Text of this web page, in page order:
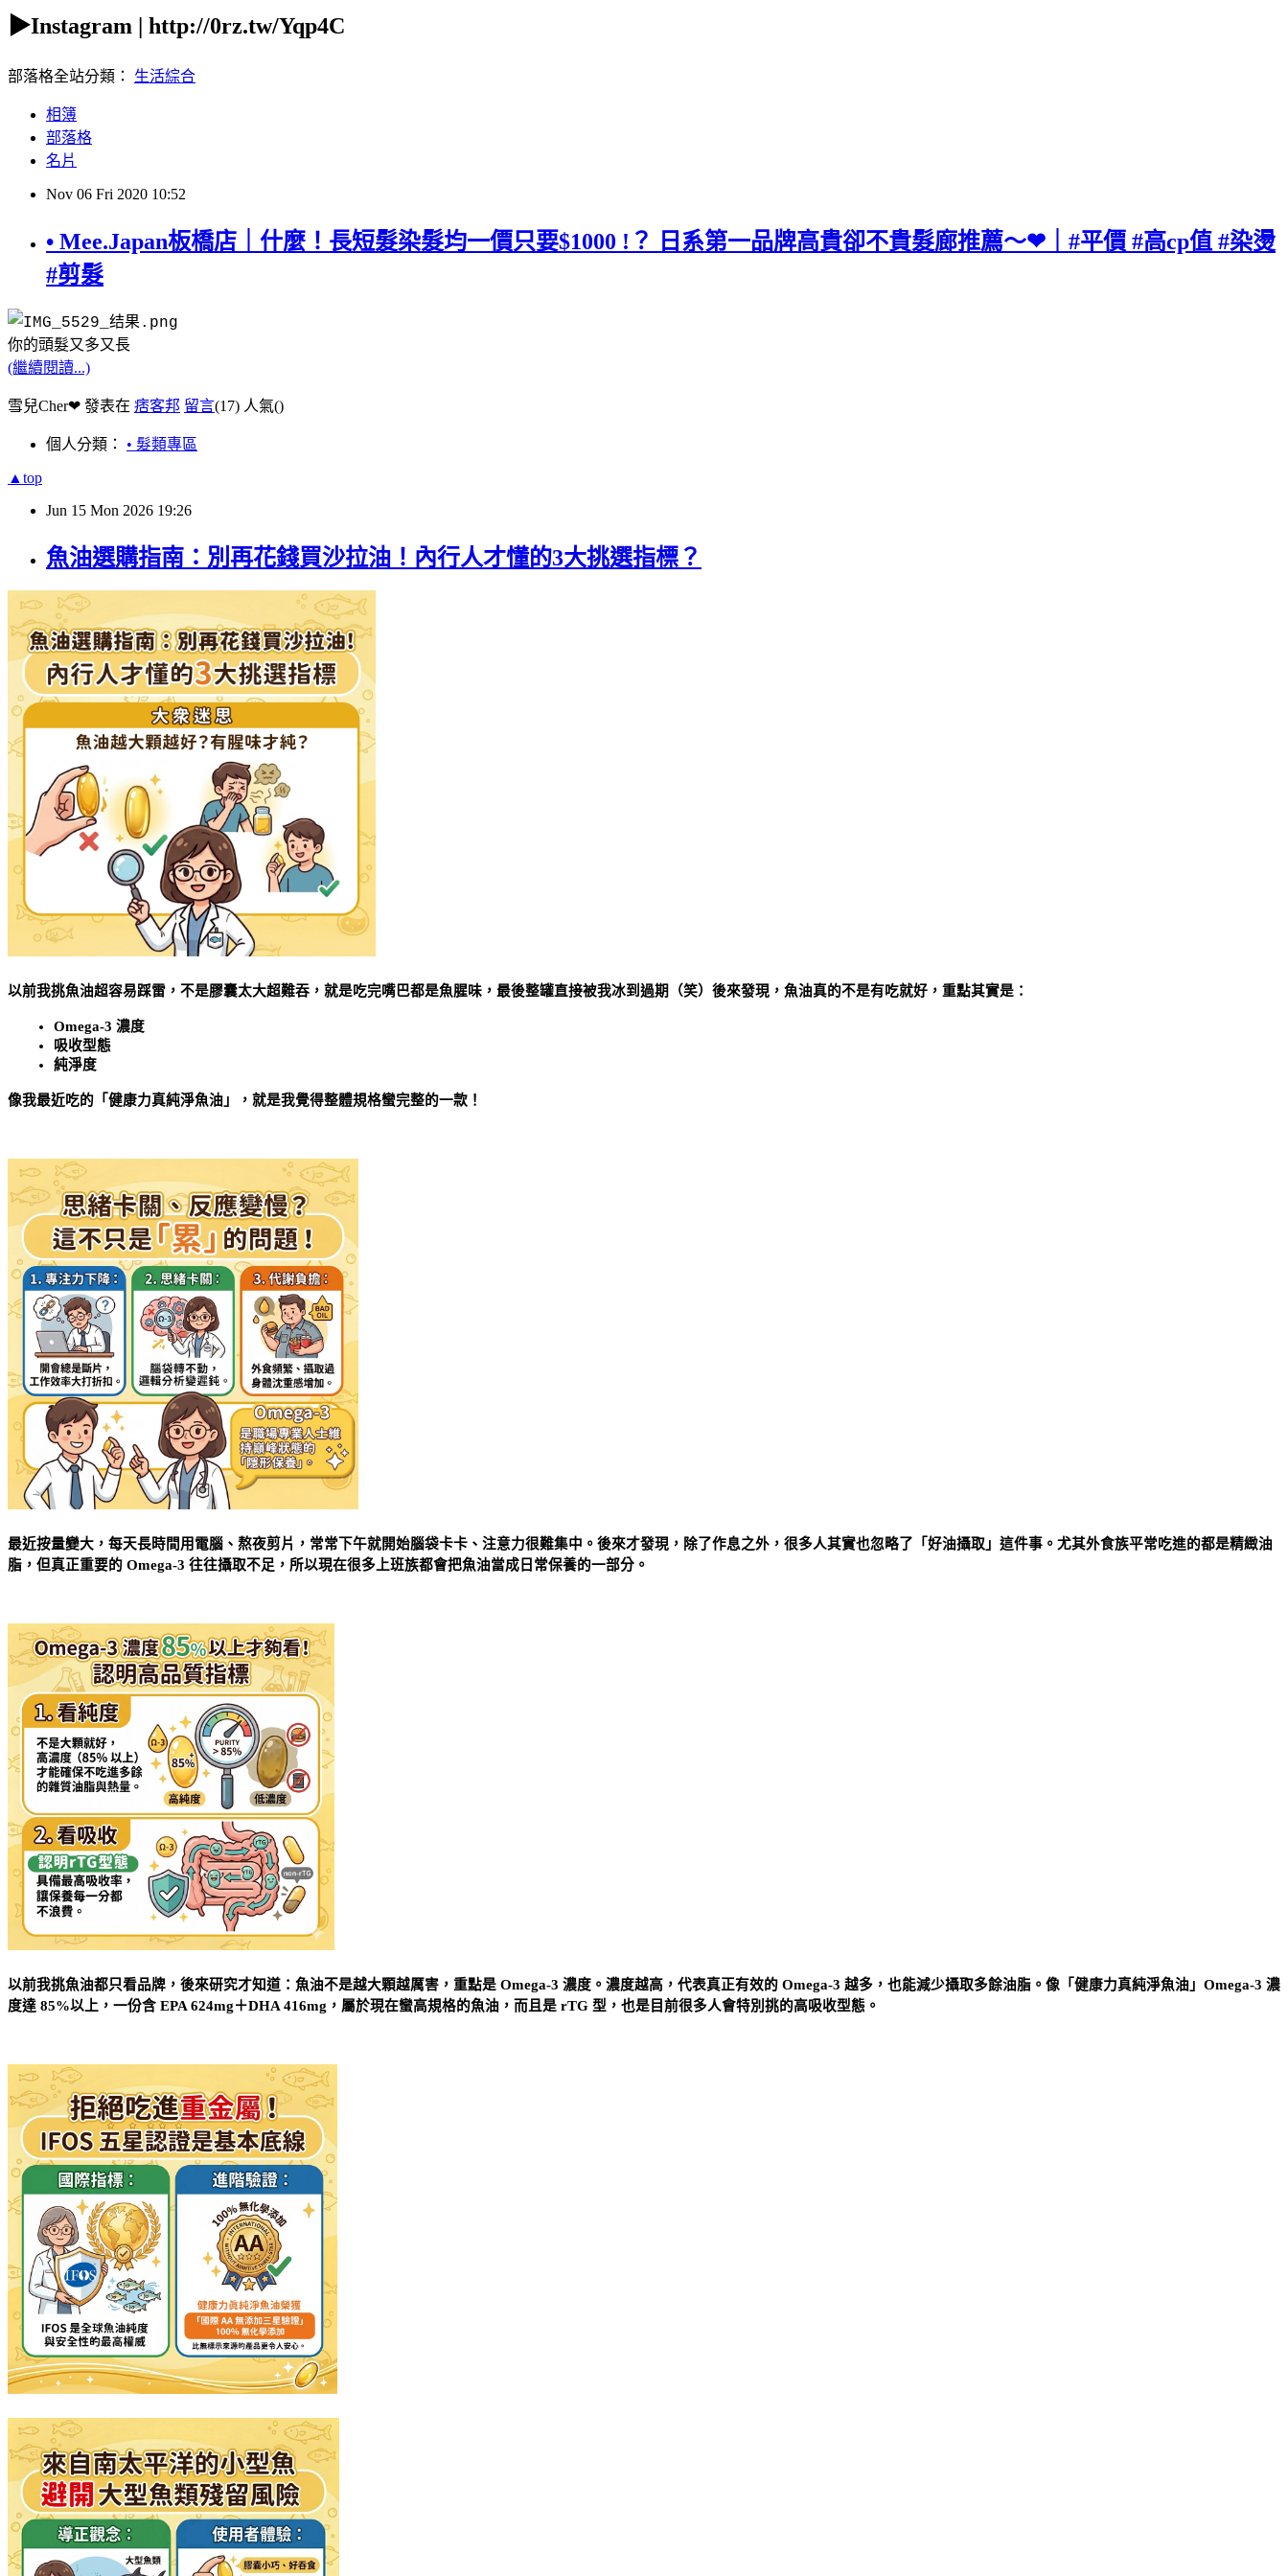
▶Instagram | http://0rz.tw/Yqp4C
部落格全站分類： 生活綜合
相簿
部落格
名片
Nov 06 Fri 2020 10:52
• Mee.Japan板橋店｜什麼！長短髮染髮均一價只要$1000 !？ 日系第一品牌高貴卻不貴髮廊推薦～❤｜#平價 #高cp值 #染燙
#剪髮
你的頭髮又多又長
(繼續閱讀...)
雪兒Cher❤ 發表在 痞客邦 留言(17) 人氣()
個人分類： • 髮類專區
▲top
Jun 15 Mon 2026 19:26
魚油選購指南：別再花錢買沙拉油！內行人才懂的3大挑選指標？
以前我挑魚油超容易踩雷，不是膠囊太大超難吞，就是吃完嘴巴都是魚腥味，最後整罐直接被我冰到過期（笑）後來發現，魚油真的不是有吃就好，重點其實是：
Omega-3 濃度
吸收型態
純淨度
像我最近吃的「健康力真純淨魚油」，就是我覺得整體規格蠻完整的一款！
最近按量變大，每天長時間用電腦、熬夜剪片，常常下午就開始腦袋卡卡、注意力很難集中。後來才發現，除了作息之外，很多人其實也忽略了「好油攝取」這件事。尤其外食族平常吃進的都是精緻油
脂，但真正重要的 Omega-3 往往攝取不足，所以現在很多上班族都會把魚油當成日常保養的一部分。
以前我挑魚油都只看品牌，後來研究才知道：魚油不是越大顆越厲害，重點是 Omega-3 濃度。濃度越高，代表真正有效的 Omega-3 越多，也能減少攝取多餘油脂。像「健康力真純淨魚油」Omega-3 濃
度達 85%以上，一份含 EPA 624mg＋DHA 416mg，屬於現在蠻高規格的魚油，而且是 rTG 型，也是目前很多人會特別挑的高吸收型態。